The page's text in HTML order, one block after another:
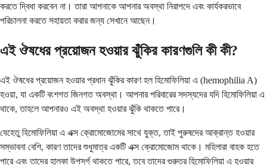
করতে দ্বিধা করবেন না। তারা আপনাকে আপনার অবস্থা নিরাপদে এবং কার্যকরভাবে
পরিচালনা করতে সহায়তা করার জন্য সেখানে আছেন।
এই ঔষধের প্রয়োজন হওয়ার ঝুঁকির কারণগুলি কী কী?
এই ঔষধের প্রয়োজন হওয়ার প্রধান ঝুঁকির কারণ হল হিমোফিলিয়া এ (hemophilia A)
হওয়া, যা একটি বংশগত জিনগত অবস্থা। আপনার পরিবারের সদস্যদের যদি হিমোফিলিয়া এ
থাকে, তাহলে আপনারও এই অবস্থা হওয়ার ঝুঁকি থাকতে পারে।
যেহেতু হিমোফিলিয়া এ এক্স ক্রোমোজোমের সাথে যুক্ত, তাই পুরুষদের আক্রান্ত হওয়ার
সম্ভাবনা বেশি, কারণ তাদের শুধুমাত্র একটি এক্স ক্রোমোজোম থাকে। মহিলারা বাহক হতে
পারে এবং তাদের হালকা উপসর্গ থাকতে পারে, তবে তাদের গুরুতর হিমোফিলিয়া এ হওয়ার